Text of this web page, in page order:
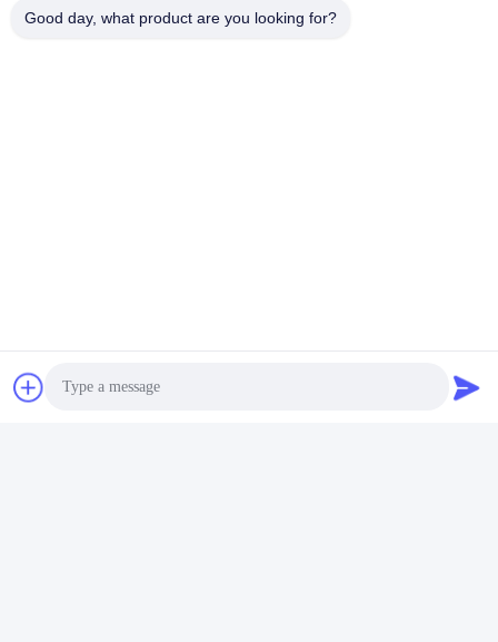
Tags: Corrosie Het Testen Materiaal
van Guangdong, China
Good day, what product are you looking for?